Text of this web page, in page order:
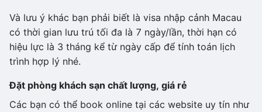
Và lưu ý khác bạn phải biết là visa nhập cảnh Macau
có thời gian lưu trú tối đa là 7 ngày/lần, thời hạn có
hiệu lực là 3 tháng kể từ ngày cấp để tính toán lịch
trình hợp lý nhé.
Đặt phòng khách sạn chất lượng, giá rẻ
Các bạn có thể book online tại các website uy tín như